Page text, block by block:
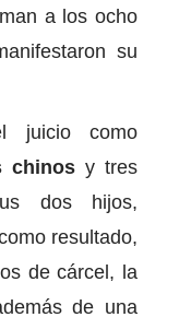
a los ocho
su
juicio como
chinos y tres
dos hijos,
resultado,
de cárcel, la
de una